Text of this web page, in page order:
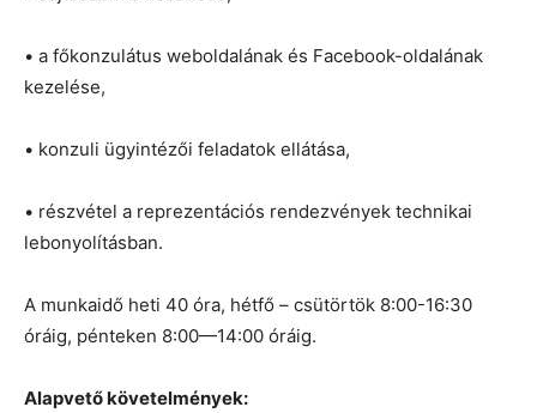
• a főkonzulátus weboldalának és Facebook-oldalának
kezelése,
• konzuli ügyintézői feladatok ellátása,
• részvétel a reprezentációs rendezvények technikai
lebonyolításban.
A munkaidő heti 40 óra, hétfő – csütörtök 8:00-16:30
óráig, pénteken 8:00—14:00 óráig.
Alapvető követelmények: